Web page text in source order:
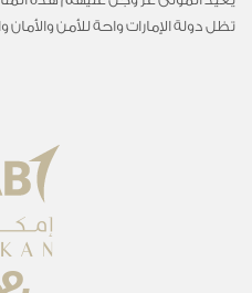
تظل دولة الإمارات واحة للأمن والأمان